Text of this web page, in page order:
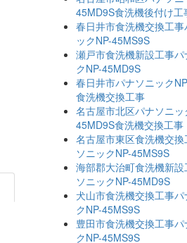
45MD9S食洗機後付け工
春日井市食洗機交換工事
ックNP-45MS9S
瀬戸市食洗機新設工事パ
クNP-45MD9S
春日井市パナソニック
食洗機交換工事
名古屋市北区パナソニッ
45MD9S食洗機交換工事
名古屋市東区食洗機交換
ソニックNP-45MS9S
海部郡大治町食洗機新設
ソニックNP-45MD9S
犬山市食洗機交換工事パ
クNP-45MS9S
豊田市食洗機交換工事パ
クNP-45MS9S